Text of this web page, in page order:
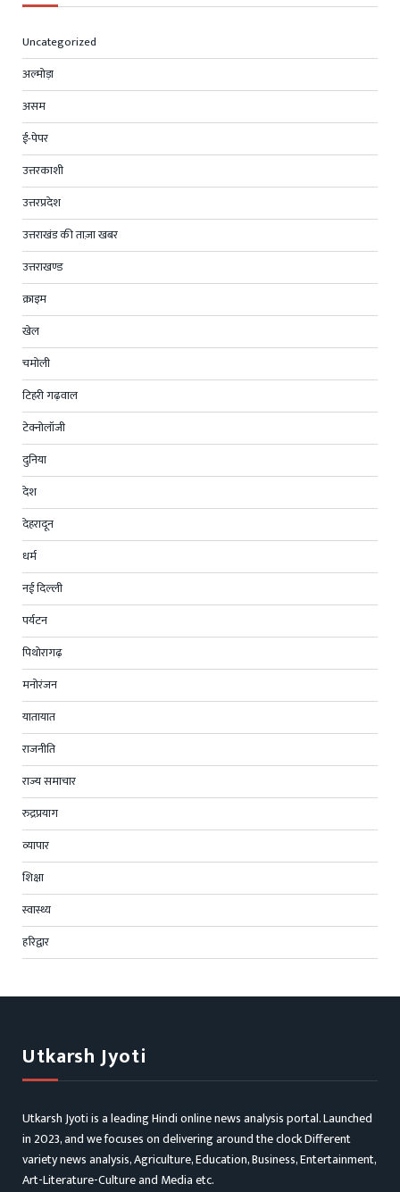
Uncategorized
अल्मोड़ा
असम
ई-पेपर
उत्तरकाशी
उत्तरप्रदेश
उत्तराखंड की ताज़ा खबर
उत्तराखण्ड
क्राइम
खेल
चमोली
टिहरी गढ़वाल
टेक्नोलॉजी
दुनिया
देश
देहरादून
धर्म
नई दिल्ली
पर्यटन
पिथोरागढ़
मनोरंजन
यातायात
राजनीति
राज्य समाचार
रुद्रप्रयाग
व्यापार
शिक्षा
स्वास्थ्य
हरिद्वार
Utkarsh Jyoti
Utkarsh Jyoti is a leading Hindi online news analysis portal. Launched
in 2023, and we focuses on delivering around the clock Different
variety news analysis, Agriculture, Education, Business, Entertainment,
Art-Literature-Culture and Media etc.